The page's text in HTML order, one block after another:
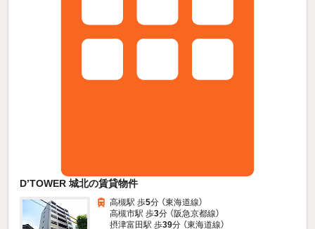
D’TOWER 城北の賃貸物件
高槻駅 歩5分 （東海道線）
高槻市駅 歩3分 （阪急京都線）
摂津富田駅 歩39分 （東海道線）